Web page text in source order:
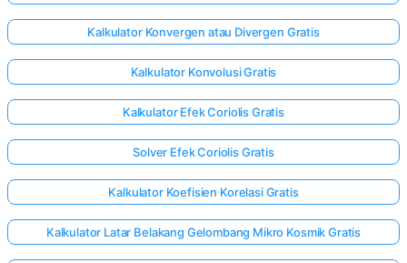
Kalkulator Konvergen atau Divergen Gratis
Kalkulator Konvolusi Gratis
Kalkulator Efek Coriolis Gratis
Solver Efek Coriolis Gratis
Kalkulator Koefisien Korelasi Gratis
Kalkulator Latar Belakang Gelombang Mikro Kosmik Gratis